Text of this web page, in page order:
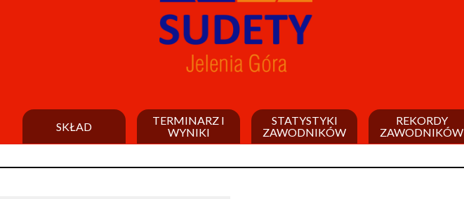
SKŁAD
TERMINARZ I
WYNIKI
STATYSTYKI
ZAWODNIKÓW
REKORDY
ZAWODNIKÓW